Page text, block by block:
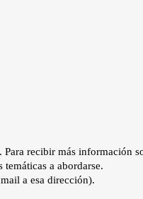
recibir más información
a abordarse.
a esa dirección).